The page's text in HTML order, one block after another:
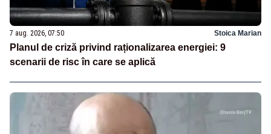
7 aug. 2026, 07:50 Stoica Marian
Planul de criză privind raționalizarea energiei: 9
scenarii de risc în care se aplică